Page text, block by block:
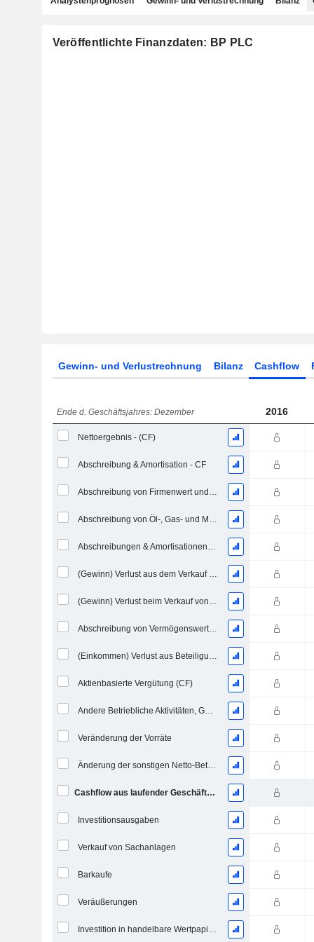
Veröffentlichte Finanzdaten: BP PLC
Gewinn- und Verlustrechnung Bilanz Cashflow
Ende d. Geschäftsjahres: Dezember 2016
Nettoergebnis - (CF)
Abschreibung & Amortisation - CF
Abschreibung von Firmenwert und immateriellen Vermögenswerten - (CF) - (Modellspezifisch)
Abschreibung von Öl-, Gas- und Mineralienbesitztümern - (CF)
Abschreibungen & Amortisationen, Gesamt - CF
(Gewinn) Verlust aus dem Verkauf eines Vermögenswerts
(Gewinn) Verlust beim Verkauf von Investitionen - (CF)
Abschreibung von Vermögenswerten & Restrukturierungskosten
(Einkommen) Verlust aus Beteiligungen - (CF)
Aktienbasierte Vergütung (CF)
Andere Betriebliche Aktivitäten, Gesamt
Veränderung der Vorräte
Änderung der sonstigen Netto-Betriebsvermögen
Cashflow aus laufender Geschäftstätigkeit
Investitionsausgaben
Verkauf von Sachanlagen
Barkaufe
Veräußerungen
Investition in handelbare Wertpapiere und Eigenkapitalinstrumente, Gesamt